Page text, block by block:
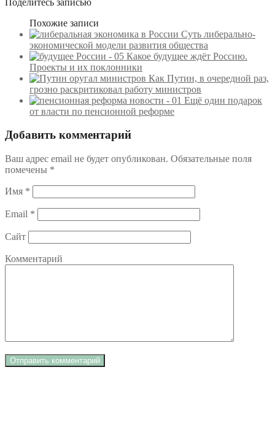
Похожие записи
Суть либерально-
экономической модели развития общества
Какое будущее ждёт Россию.
Проекты и их поклонники
Как Путин, в очередной раз,
грозно раскритиковал работу министров
Ещё один подарок
от власти по пенсионной реформе
Добавить комментарий
Ваш адрес email не будет опубликован. Обязательные поля
помечены *
Имя *
Email *
Сайт
Комментарий